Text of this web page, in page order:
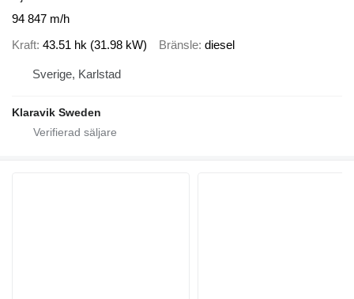
94 847 m/h
Kraft 43.51 hk (31.98 kW) Bränsle diesel
Sverige, Karlstad
Klaravik Sweden